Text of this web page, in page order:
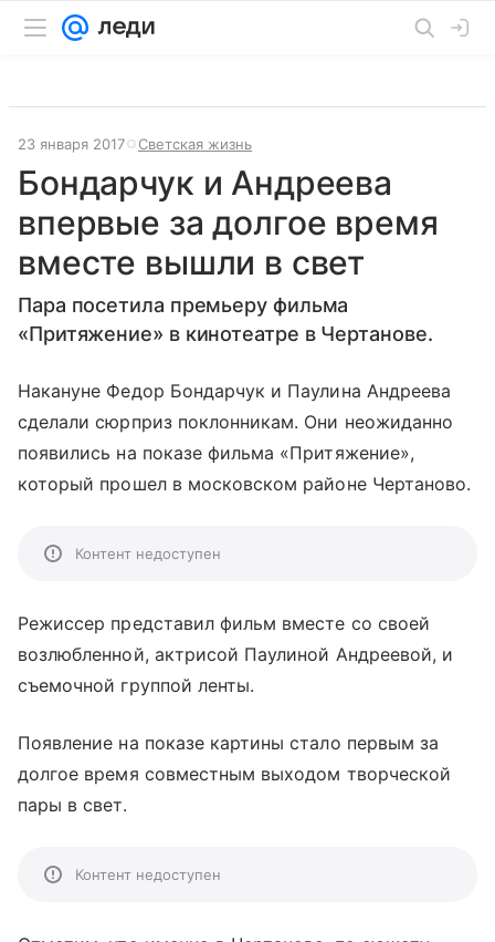
23 января 2017 Светская жизнь
Бондарчук и Андреева
впервые за долгое время
вместе вышли в свет
Пара посетила премьеру фильма
«Притяжение» в кинотеатре в Чертанове.
Накануне Федор Бондарчук и Паулина Андреева
сделали сюрприз поклонникам. Они неожиданно
появились на показе фильма «Притяжение»,
который прошел в московском районе Чертаново.
Контент недоступен
Режиссер представил фильм вместе со своей
возлюбленной, актрисой Паулиной Андреевой, и
съемочной группой ленты.
Появление на показе картины стало первым за
долгое время совместным выходом творческой
пары в свет.
Контент недоступен